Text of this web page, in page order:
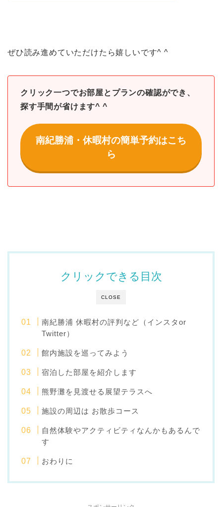
ぜひ読み進めていただけたら嬉しいです^ ^
クリック一つでお部屋とプランの確認ができ、
探す手間が省けます^ ^
南紀勝浦・休暇村の簡単予約はこち
ら
CLOSE
クリックできる目次
南紀勝浦 休暇村の評判など（インスタor
Twitter）
館内施設を巡ってみよう
宿泊した部屋を紹介します
熊野灘を見渡せる展望テラスへ
施設の周辺は お散歩コース
自然体験やアクティビティなんかもあるんで
す
おわりに